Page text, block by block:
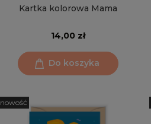
Kartka kolorowa Mama
14,00 zł
Do koszyka
nowość